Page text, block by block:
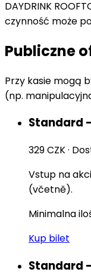
DAYDRINK
czynność może
Publiczne
Przy kasie mogą
(np.
Standard
329 CZK·
Vstup na
(včetně).
Minimalna
Kup bilet
Standard